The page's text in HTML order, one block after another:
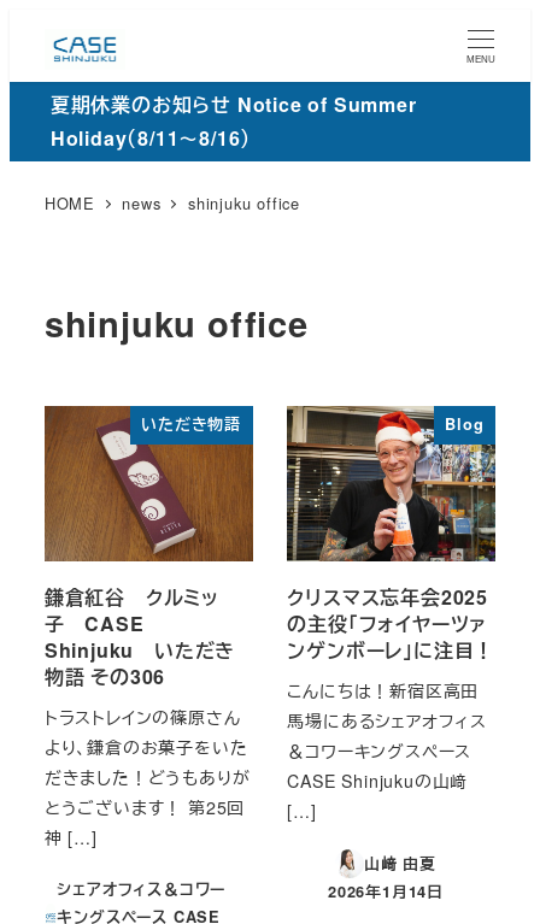
ン
MENU
夏期休業のお知らせ Notice of Summer
Holiday（8/11～8/16）
HOME news shinjuku office
shinjuku office
いただき物語
鎌倉紅谷 クルミッ
子 CASE
Shinjuku いただき
物語 その306
トラストレインの篠原さん
より、鎌倉のお菓子をいた
だきました！どうもありが
とうございます！ 第25回
神 […]
シェアオフィス＆コワー
キングスペース CASE
Blog
クリスマス忘年会2025
の主役「フォイヤーツァ
ンゲンボーレ」に注目！
こんにちは！新宿区高田
馬場にあるシェアオフィス
＆コワーキングスペース
CASE Shinjukuの山﨑
[…]
山﨑 由夏
投稿日
2026年1月14日